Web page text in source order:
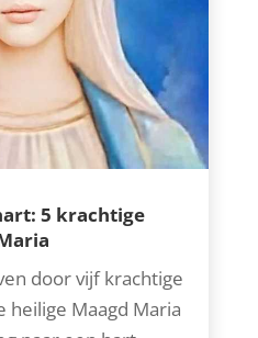
5 krachtige
door vijf krachtige
heilige Maagd Maria